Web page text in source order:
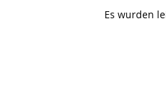
Es wurden